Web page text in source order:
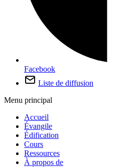
Facebook
Liste de diffusion
Menu principal
Accueil
Évangile
Édification
Cours
Ressources
À propos de